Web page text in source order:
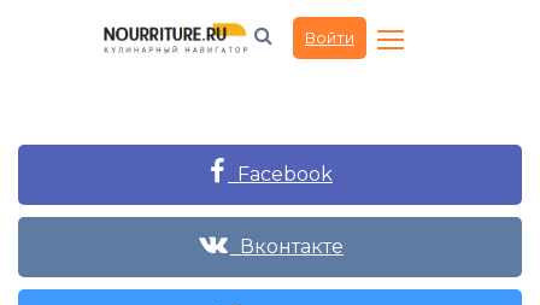
Войти
Facebook
Вконтакте